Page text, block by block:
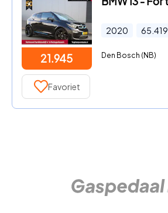
21.945
2020 65.419
Den Bosch (NB)
Favoriet